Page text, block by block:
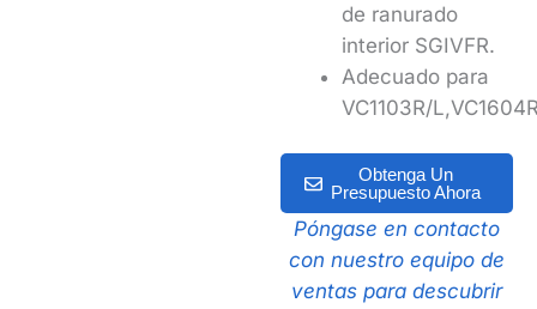
de ranurado
interior SGIVFR.
Adecuado para
VC1103R/
Obtenga Un
Presupuesto Ahora
Póngase en contacto
con nuestro equipo de
ventas para descubrir